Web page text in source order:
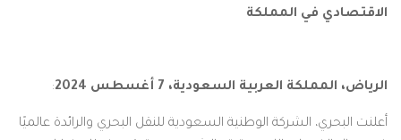
الاقتصادي في المملكة
الرياض، المملكة العربية السعودية، 7 أغسطس 2024
:
أعلنت البحري، الشركة الوطنية السعودية للنقل البحري والرائدة عالميًا